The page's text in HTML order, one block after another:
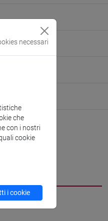
necessari
che
con i nostri
cookie
i cookie